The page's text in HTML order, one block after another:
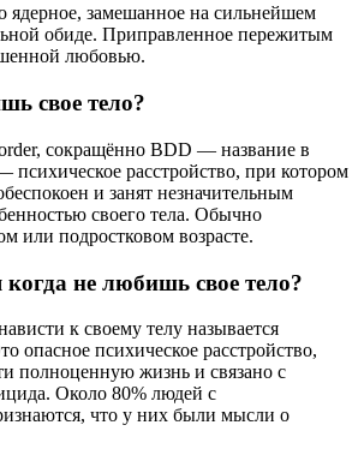
ядерное, замешанное на сильнейшем
обиде. Приправленное пережитым
любовью.
свое тело?
сокращённо BDD — название в
расстройство, при котором
и занят незначительным
своего тела. Обычно
или подростковом возрасте.
не любишь свое тело?
к своему телу называется
опасное психическое расстройство,
полноценную жизнь и связано с
Около 80% людей с
что у них были мысли о